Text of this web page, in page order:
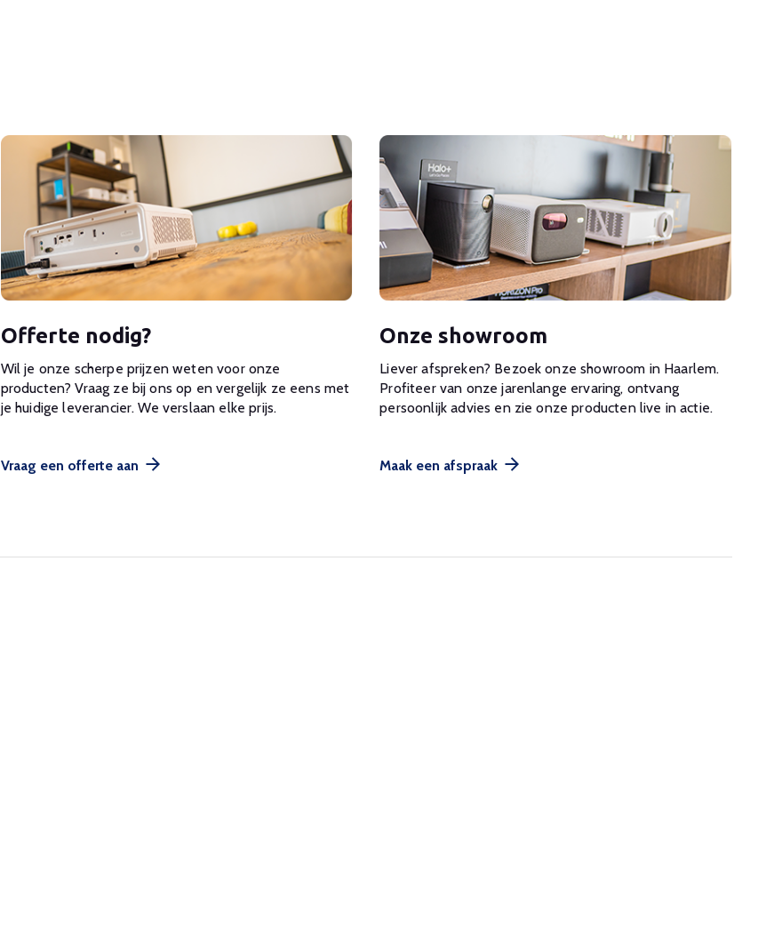
Offerte nodig?
Wil je onze scherpe prijzen weten voor onze
producten? Vraag ze bij ons op en vergelijk ze eens met
je huidige leverancier. We verslaan elke prijs.
Vraag een offerte aan
Onze showroom
Liever afspreken? Bezoek onze showroom in Haarlem.
Profiteer van onze jarenlange ervaring, ontvang
persoonlijk advies en zie onze producten live in actie.
Maak een afspraak